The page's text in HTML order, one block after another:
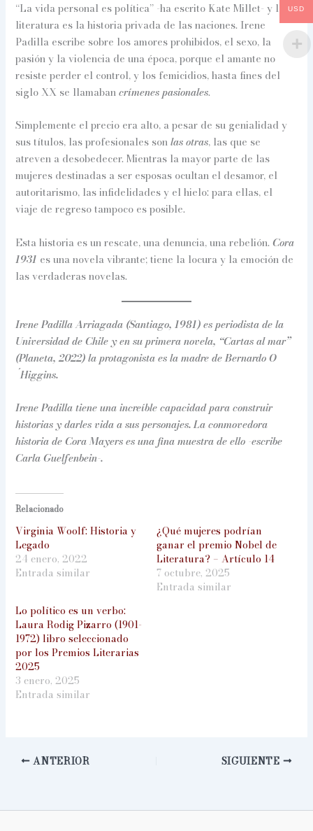
“La vida personal es política” -ha escrito Kate Millet- y la
literatura es la historia privada de las naciones. Irene
Padilla escribe sobre los amores prohibidos, el sexo, la
pasión y la violencia de una época, porque el amante no
resiste perder el control, y los femicidios, hasta fines del
siglo XX se llamabancrímenes pasionales.
Simplemente el precio era alto, a pesar de su genialidad y
sus títulos, las profesionales sonlas otras, las que se
atreven a desobedecer. Mientras la mayor parte de las
mujeres destinadas a ser esposas ocultan el desamor, el
autoritarismo, las infidelidades y el hielo: para ellas, el
viaje de regreso tampoco es posible.
Esta historia es un rescate, una denuncia, una rebelión.Cora
1931 es una novela vibrante; tiene la locura y la emoción de
las verdaderas novelas.
Irene Padilla Arriagada (Santiago, 1981) es periodista de la
Universidad de Chile y en su primera novela, “Cartas al mar”
(Planeta, 2022) la protagonista es la madre de Bernardo O
´Higgins.
Irene Padilla tiene una increíble capacidad para construir
historias y darles vida a sus personajes. La conmovedora
historia de Cora Mayers es una fina muestra de ello -escribe
Carla Guelfenbein-.
Relacionado
Virginia Woolf: Historia y
Legado
24 enero, 2022
Entrada similar
¿Qué mujeres podrían
ganar el premio Nobel de
Literatura? – Artículo 14
7 octubre, 2025
Entrada similar
Lo político es un verbo:
Laura Rodig Pizarro (1901-
1972) libro seleccionado
por los Premios Literarias
2025
3 enero, 2025
Entrada similar
ANTERIOR SIGUIENTE
USD